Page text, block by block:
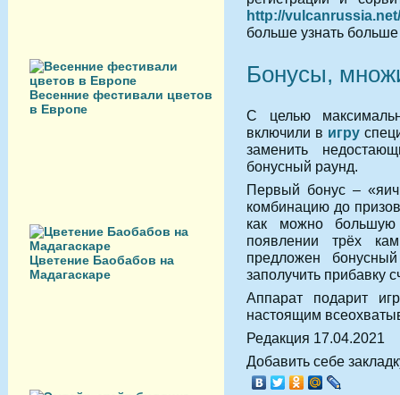
Весенние фестивали цветов
в Европе
Цветение Баобабов на
Мадагаскаре
http://
больше узнать
Бонусы,
С целью
включили в игру
заменить
бонусный раунд.
Первый бонус –
комбинацию до
как можно большую
появлении трёх
предложен
заполучить прибавку
Аппарат подарит
настоящим
Редакция 17.04.2021
Добавить себе